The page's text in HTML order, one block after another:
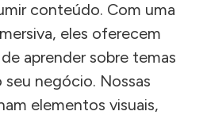
conteúdo. Com uma
eles oferecem
aprender sobre temas
negócio. Nossas
elementos visuais,